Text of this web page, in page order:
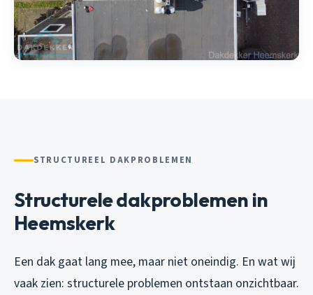
STRUCTUREEL DAKPROBLEMEN
Structurele dakproblemen in
Heemskerk
Een dak gaat lang mee, maar niet oneindig. En wat wij
vaak zien: structurele problemen ontstaan onzichtbaar.